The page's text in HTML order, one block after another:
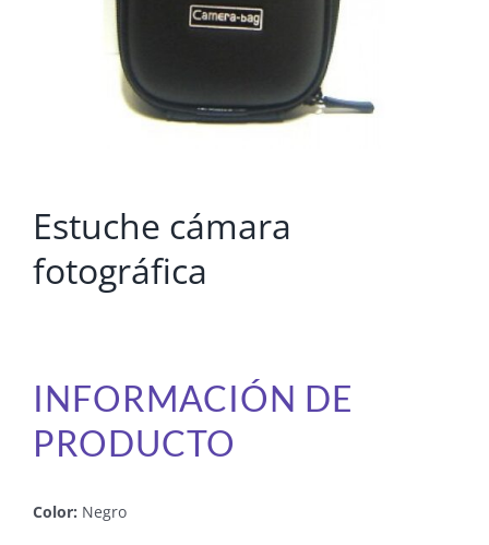
Estuche cámara
fotográfica
INFORMACIÓN DE
PRODUCTO
Color: Negro